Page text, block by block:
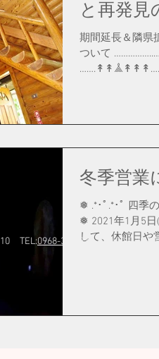
と再発見
期間延長＆隣県
ついて
…….↟↟𖣰↟↟↟……..
冬季営業
❅ .*･ﾟ.*･ﾟ 四季
❅ 2021年1月5日
して、休館日や
TEL:0968-37-3939 （10:00～